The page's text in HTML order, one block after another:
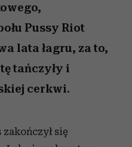
Pussy Riot
lata łagru, za to,
tańczyły i
cerkwi.
się